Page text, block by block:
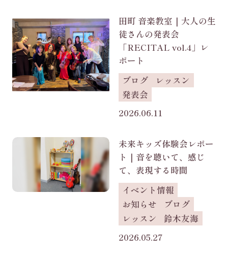
田町 音楽教室｜大人の生
徒さんの発表会
「RECITAL vol.4」レ
ポート
ブログ
レッスン
発表会
2026.06.11
未来キッズ体験会レポー
ト｜音を聴いて、感じ
て、表現する時間
イベント情報
お知らせ
ブログ
レッスン
鈴木友海
2026.05.27